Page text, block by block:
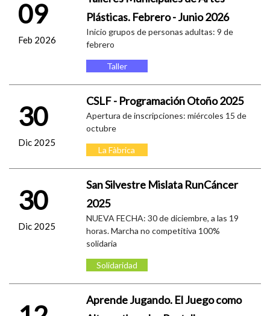
09
Feb 2026
Plásticas. Febrero - Junio 2026
Inicio grupos de personas adultas: 9 de
febrero
Taller
30
Dic 2025
CSLF - Programación Otoño 2025
Apertura de inscripciones: miércoles 15 de
octubre
La Fàbrica
30
Dic 2025
San Silvestre Mislata RunCáncer
2025
NUEVA FECHA: 30 de diciembre, a las 19
horas. Marcha no competitiva 100%
solidaria
Solidaridad
Aprende Jugando. El Juego como